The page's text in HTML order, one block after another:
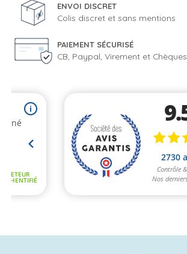
ENVOI DISCRET
Colis discret et sans mentions
PAIEMENT SÉCURISÉ
CB, Paypal, Virement et Chèques